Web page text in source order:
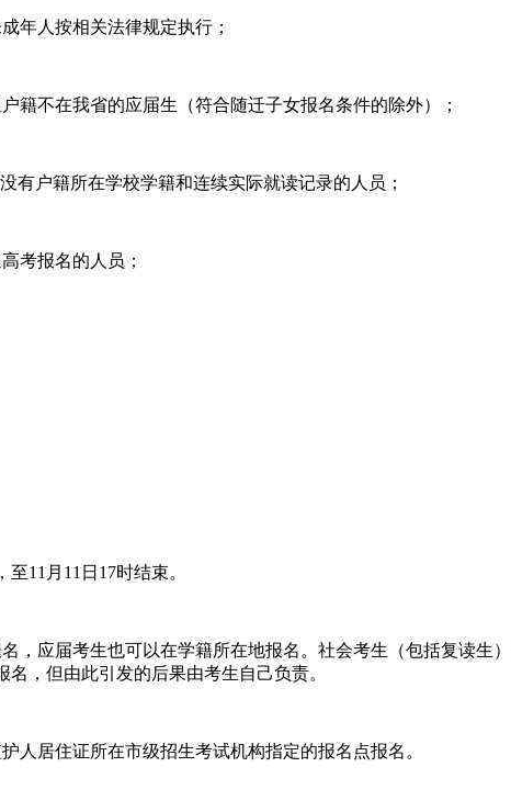
年人按相关法律规定执行；
籍不在我省的应届生（符合随迁子女报名条件的除外）；
有户籍所在学校学籍和连续实际就读记录的人员；
考报名的人员；
11月11日17时结束。
，应届考生也可以在学籍所在地报名。社会考生（包括复读
，但由此引发的后果由考生自己负责。
人居住证所在市级招生考试机构指定的报名点报名。